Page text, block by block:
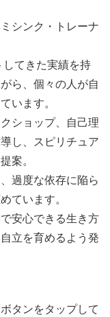
シンク・トレーナ
てきた実績を持
ら、個々の人が自
います。
ショップ、自己理
し、スピリチュア
案。
過度な依存に陥ら
ています。
安心できる生き方
立を育めるよう発
タンをタップして